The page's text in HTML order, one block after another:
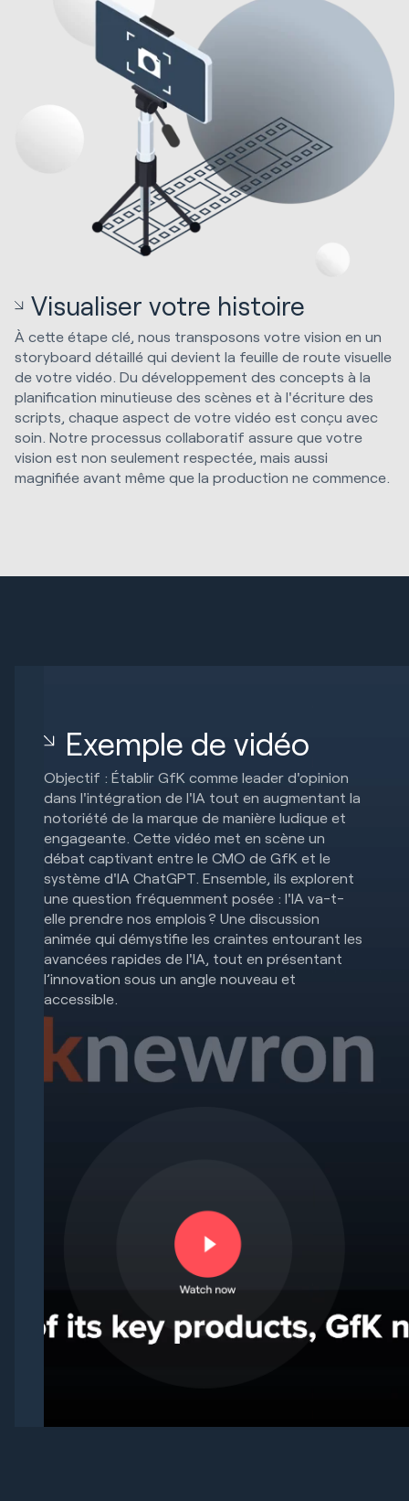
Visualiser votre histoire
À cette étape clé, nous transposons votre vision en un
storyboard détaillé qui devient la feuille de route visuelle
de votre vidéo. Du développement des concepts à la
planification minutieuse des scènes et à l'écriture des
scripts, chaque aspect de votre vidéo est conçu avec
soin. Notre processus collaboratif assure que votre
vision est non seulement respectée, mais aussi
magnifiée avant même que la production ne commence.
Exemple de vidéo
Objectif : Établir GfK comme leader d'opinion
dans l'intégration de l'IA tout en augmentant la
notoriété de la marque de manière ludique et
engageante. Cette vidéo met en scène un
débat captivant entre le CMO de GfK et le
système d'IA ChatGPT. Ensemble, ils explorent
une question fréquemment posée : l'IA va-t-
elle prendre nos emplois ? Une discussion
animée qui démystifie les craintes entourant les
avancées rapides de l'IA, tout en présentant
l’innovation sous un angle nouveau et
accessible.